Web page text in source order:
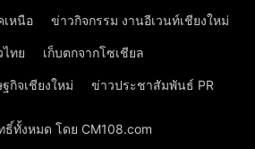
เหนือ ข่าวกิจกรรม งานอีเวนท์เชียงใหม่
ทย เก็บตกจากโซเชียล
กิจเชียงใหม่ ข่าวประชาสัมพันธ์ PR
ทั้งหมด โดย CM108.com